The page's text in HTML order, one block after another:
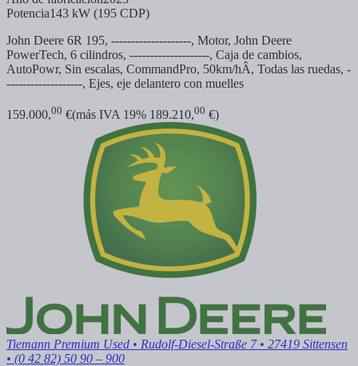
Potencia143 kW (195 CDP)
John Deere 6R 195, --------------------, Motor, John Deere
PowerTech, 6 cilindros, --------------------, Caja de cambios,
AutoPowr, Sin escalas, CommandPro, 50km/hÂ, Todas las ruedas, -
-------------------, Ejes, eje delantero con muelles
159.000,00 €(más IVA 19% 189.210,00 €)
Tiemann Premium Used • Rudolf-Diesel-Straße 7 • 27419 Sittensen
• (0 42 82) 50 90 – 900